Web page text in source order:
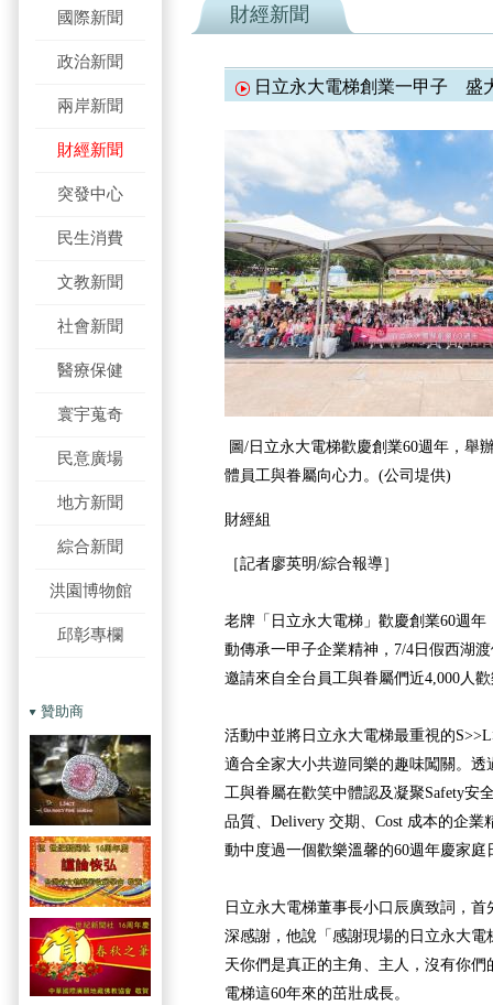
國際新聞
政治新聞
兩岸新聞
財經新聞
突發中心
民生消費
文教新聞
社會新聞
醫療保健
寰宇蒐奇
民意廣場
地方新聞
綜合新聞
洪園博物館
邱彰專欄
贊助商
財經新聞
日立永大電梯創業一甲子 盛
圖/日立永大電梯歡慶創業60週年，舉
體員工與眷屬向心力。(公司堤供)
財經組
［記者廖英明/綜合報導］
老牌「日立永大電梯」歡慶創業60週
動傳承一甲子企業精神，7/4日假西湖
邀請來自全台員工與眷屬們近4,000人
活動中並將日立永大電梯最重視的
適合全家大小共遊同樂的趣味闖關。
工與眷屬在歡笑中體認及凝聚Safety安
品質、Delivery 交期、Cost 成本的企
動中度過一個歡樂溫馨的60週年慶家庭
日立永大電梯董事長小口辰廣致詞，
深感謝，他說「感謝現場的日立永大
天你們是真正的主角、主人，沒有你
電梯這60年來的茁壯成長。